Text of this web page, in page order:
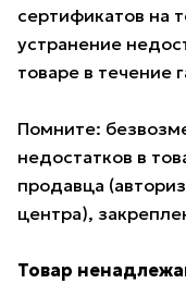
сертификатов на
устранение
товаре в течение
Помните:
недостатков в
продавца
центра),
Товар